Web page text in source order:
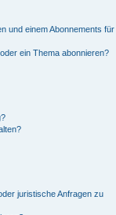
und einem Abonnements für
ein Thema abonnieren?
juristische Anfragen zu